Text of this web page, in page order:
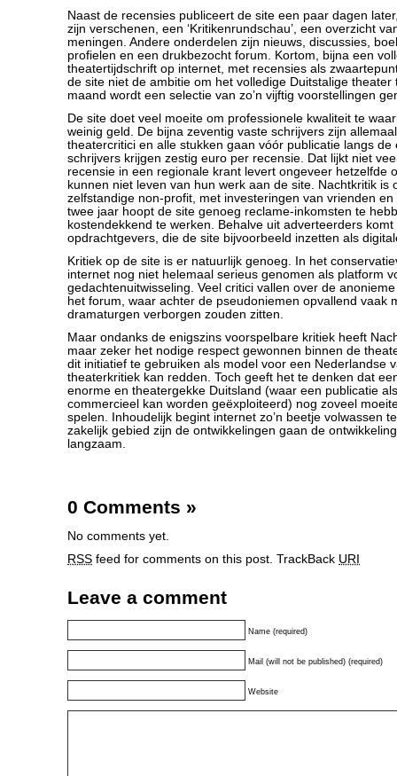
Naast de recensies publiceert de site een paar dagen
zijn verschenen, een ‘Kritikenrundschau’, een overzicht
meningen. Andere onderdelen zijn nieuws, discussies,
profielen en een drukbezocht forum. Kortom, bijna een
theatertijdschrift op internet, met recensies als
de site niet de ambitie om het volledige Duitstalige theater
maand wordt een selectie van zo’n vijftig voorstellingen
De site doet veel moeite om professionele kwaliteit te
weinig geld. De bijna zeventig vaste schrijvers zijn
theatercritici en alle stukken gaan vóór publicatie langs de
schrijvers krijgen zestig euro per recensie. Dat lijkt niet
recensie in een regionale krant levert ongeveer hetzelfde
kunnen niet leven van hun werk aan de site. Nachtkritik is
zelfstandige non-profit, met investeringen van vrienden
twee jaar hoopt de site genoeg reclame-inkomsten te
kostendekkend te werken. Behalve uit adverteerders
opdrachtgevers, die de site bijvoorbeeld inzetten als
Kritiek op de site is er natuurlijk genoeg. In het
internet nog niet helemaal serieus genomen als platform
gedachtenuitwisseling. Veel critici vallen over de
het forum, waar achter de pseudoniemen opvallend vaak
dramaturgen verborgen zouden zitten.
Maar ondanks de enigszins voorspelbare kritiek heeft
maar zeker het nodige respect gewonnen binnen de
dit initiatief te gebruiken als model voor een Nederlandse
theaterkritiek kan redden. Toch geeft het te denken dat
enorme en theatergekke Duitsland (waar een publicatie
commercieel kan worden geëxploiteerd) nog zoveel
spelen. Inhoudelijk begint internet zo’n beetje volwassen
zakelijk gebied zijn de ontwikkelingen gaan de
langzaam.
0 Comments »
No comments yet.
RSS feed for comments on this post. TrackBack URI
Leave a comment
Name (required)
Mail (will not be published) (required)
Website